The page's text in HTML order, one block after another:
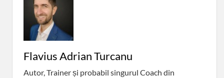
Flavius Adrian Turcanu
Autor, Trainer și probabil singurul Coach din